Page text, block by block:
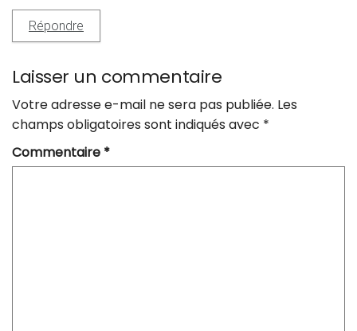
Répondre
Laisser un commentaire
Votre adresse e-mail ne sera pas publiée. Les
champs obligatoires sont indiqués avec *
Commentaire *